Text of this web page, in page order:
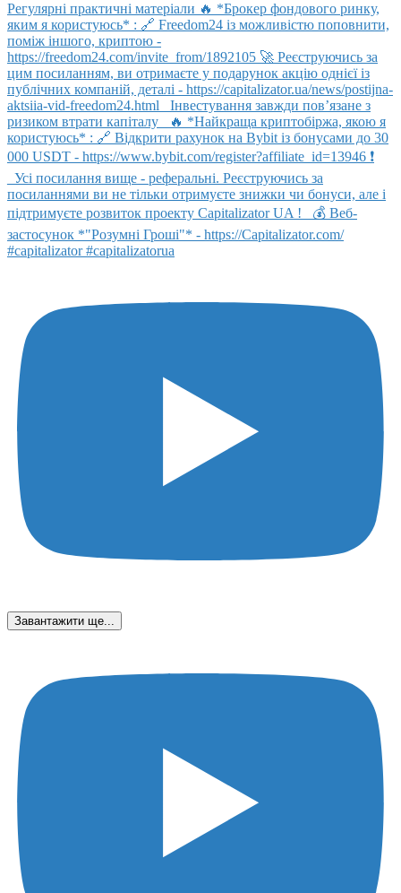
Завантажити ще...